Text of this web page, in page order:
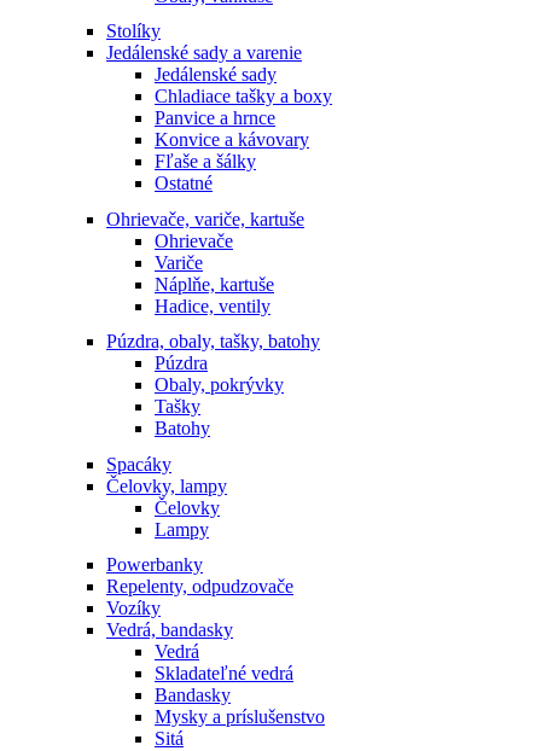
Stolíky
Jedálenské sady a varenie
Jedálenské sady
Chladiace tašky a boxy
Panvice a hrnce
Konvice a kávovary
Fľaše a šálky
Ostatné
Ohrievače, variče, kartuše
Ohrievače
Variče
Náplňe, kartuše
Hadice, ventily
Púzdra, obaly, tašky, batohy
Púzdra
Obaly, pokrývky
Tašky
Batohy
Spacáky
Čelovky, lampy
Čelovky
Lampy
Powerbanky
Repelenty, odpudzovače
Vozíky
Vedrá, bandasky
Vedrá
Skladateľné vedrá
Bandasky
Mysky a príslušenstvo
Sitá